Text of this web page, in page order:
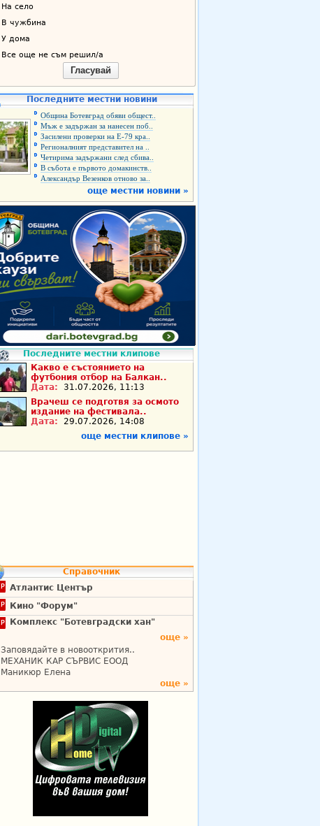
На село
В чужбина
У дома
Все още не съм решил/а
Гласувай
Последните местни новини
Община Ботевград обяви общест..
Мъж е задържан за нанесен поб..
Засилени проверки на Е-79 кра..
Регионалният представител на ..
Четирима задържани след сбива..
В събота е първото домакинств..
Александър Везенков отново за..
още местни новини »
Последните местни клипове
Какво е състоянието на
футбония отбор на Балкан..
Дата:
31.07.2026, 11:13
Врачеш се подготвя за осмото
издание на фестивала..
Дата:
29.07.2026, 14:08
още местни клипове »
Справочник
Атлантис Център
Кино "Форум"
Комплекс "Ботевградски хан"
още »
Заповядайте в новооткрития..
МЕХАНИК КАР СЪРВИС ЕООД
Маникюр Елена
още »